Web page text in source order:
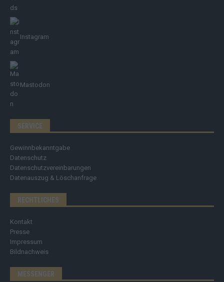
Instagram
Mastodon
SERVICE
Gewinnbekanntgabe
Datenschutz
Datenschutzvereinbarungen
Datenauszug & Löschanfrage
RECHTLICHES
Kontakt
Presse
Impressum
Bildnachweis
MESSENGER